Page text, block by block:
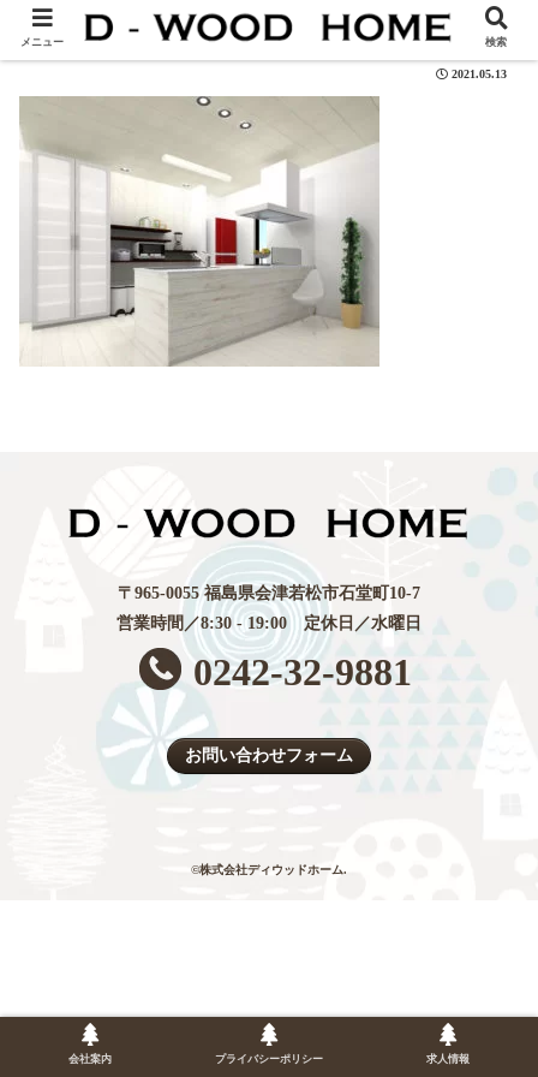
102-03
2021.05.13
〒965-0055 福島県会津若松市石堂町10-7
営業時間／8:30 - 19:00 定休日／水曜日
0242-32-9881
お問い合わせフォーム
©株式会社ディウッドホーム.
メニュー 検索
会社案内 プライバシーポリシー 求人情報